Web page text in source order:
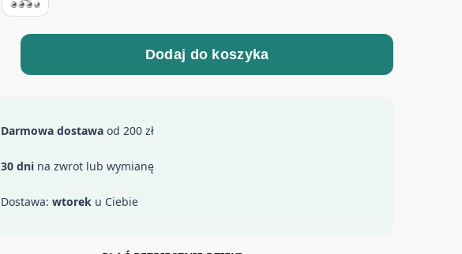
Dodaj do koszyka
Darmowa dostawa od 200 zł
30 dni na zwrot lub wymianę
Dostawa:wtorek u Ciebie